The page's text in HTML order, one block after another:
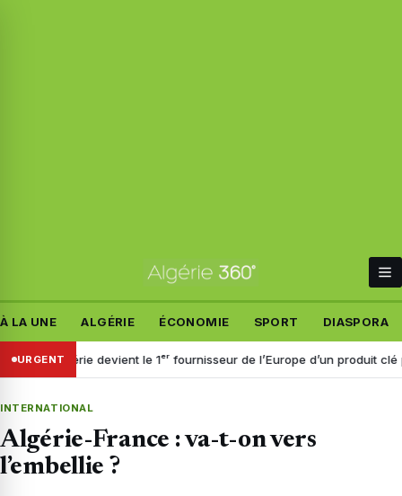
À LA UNE ALGÉRIE ÉCONOMIE SPORT DIASPORA
URGENT
l’Algérie devient le 1ᵉʳ fournisseur de l’Europe d’un produit clé pour
INTERNATIONAL
Algérie-France : va-t-on vers
l’embellie ?